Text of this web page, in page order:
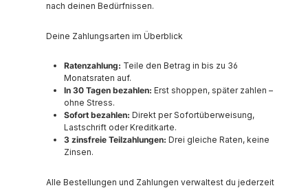
nach deinen Bedürfnissen.
Deine Zahlungsarten im Überblick
Ratenzahlung: Teile den Betrag in bis zu 36
Monatsraten auf.
In 30 Tagen bezahlen: Erst shoppen, später zahlen –
ohne Stress.
Sofort bezahlen: Direkt per Sofortüberweisung,
Lastschrift oder Kreditkarte.
3 zinsfreie Teilzahlungen: Drei gleiche Raten, keine
Zinsen.
Alle Bestellungen und Zahlungen verwaltest du jederzeit